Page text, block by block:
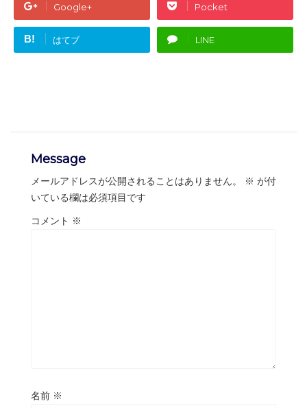
Google+ Pocket
B! はてブ LINE
Message
メールアドレスが公開されることはありません。 ※ が付
いている欄は必須項目です
コメント ※
名前 ※